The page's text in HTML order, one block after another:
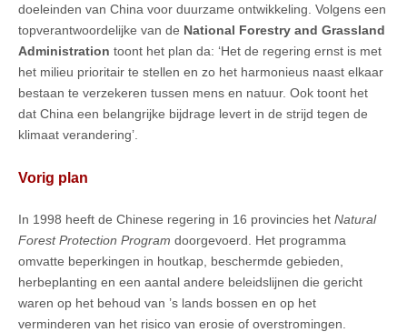
doeleinden van China voor duurzame ontwikkeling. Volgens een
topverantwoordelijke van de National Forestry and Grassland
Administration toont het plan da: ‘Het de regering ernst is met
het milieu prioritair te stellen en zo het harmonieus naast elkaar
bestaan te verzekeren tussen mens en natuur. Ook toont het
dat China een belangrijke bijdrage levert in de strijd tegen de
klimaat verandering’.
Vorig plan
In 1998 heeft de Chinese regering in 16 provincies het Natural
Forest Protection Program doorgevoerd. Het programma
omvatte beperkingen in houtkap, beschermde gebieden,
herbeplanting en een aantal andere beleidslijnen die gericht
waren op het behoud van ’s lands bossen en op het
verminderen van het risico van erosie of overstromingen.